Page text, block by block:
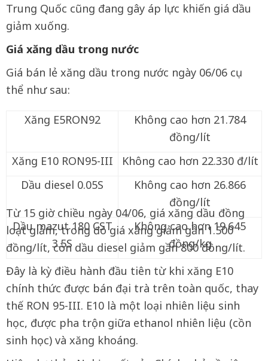
Trung Quốc cũng đang gây áp lực khiến giá dầu
giảm xuống.
Giá xăng dầu trong nước
Giá bán lẻ xăng dầu trong nước ngày 06/06 cụ
thể như sau:
Xăng E5RON92
Không cao hơn 21.784
đồng/lít
Xăng E10 RON95-III
Không cao hơn 22.330 đ/lít
Dầu diesel 0.05S
Không cao hơn 26.866
đồng/lít
Dầu mazut 180 CST
3.5S
Không cao hơn 19.645
đồng/kg
Từ 15 giờ chiều ngày 04/06, giá xăng dầu đồng
loạt giảm, trong đó giá xăng giảm gần 1.500
đồng/lít, còn dầu diesel giảm gần 800 đồng/lít.
Đây là kỳ điều hành đầu tiên từ khi xăng E10
chính thức được bán đại trà trên toàn quốc, thay
thế RON 95-III. E10 là một loại nhiên liệu sinh
học, được pha trộn giữa ethanol nhiên liệu (cồn
sinh học) và xăng khoáng.